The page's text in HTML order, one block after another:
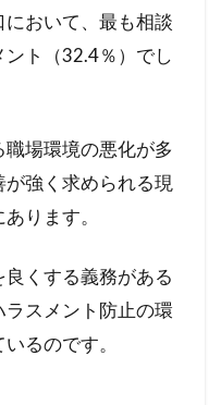
おいて、最も相談
ト（32.4％）でし
場環境の悪化が多
強く求められる現
ります。
くする義務がある
スメント防止の環
るのです。